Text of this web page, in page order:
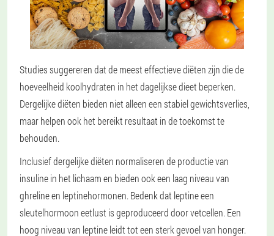
Studies suggereren dat de meest effectieve diëten zijn die de
hoeveelheid koolhydraten in het dagelijkse dieet beperken.
Dergelijke diëten bieden niet alleen een stabiel gewichtsverlies,
maar helpen ook het bereikt resultaat in de toekomst te
behouden.
Inclusief dergelijke diëten normaliseren de productie van
insuline in het lichaam en bieden ook een laag niveau van
ghreline en leptinehormonen. Bedenk dat leptine een
sleutelhormoon eetlust is geproduceerd door vetcellen. Een
hoog niveau van leptine leidt tot een sterk gevoel van honger.